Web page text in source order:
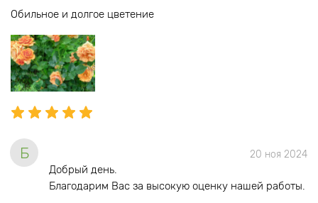
Обильное и долгое цветение
Б 20 ноя 2024
Добрый день.
Благодарим Вас за высокую оценку нашей работы.